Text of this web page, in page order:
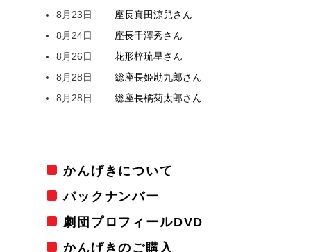
8月23日
座長真田涼兒さん
8月24日
座長千澤秀さん
8月26日
花形梓琉星さん
8月28日
総座長姫勘九郎さん
8月28日
総座長橘菊太郎さん
かんげきについて
バックナンバー
劇団プロフィールDVD
かんげきのご購入